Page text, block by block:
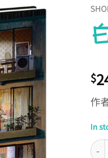
wishlist
$
作
In
白